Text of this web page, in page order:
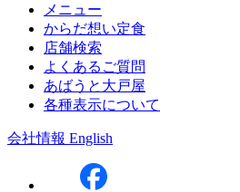
メニュー
からだ想い定食
店舗検索
よくあるご質問
あばうと大戸屋
各種表示について
会社情報 English